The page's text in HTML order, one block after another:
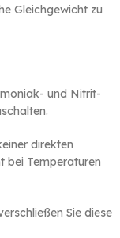
Gleichgewicht zu
und Nitrit-
direkten
bei Temperaturen
Sie diese